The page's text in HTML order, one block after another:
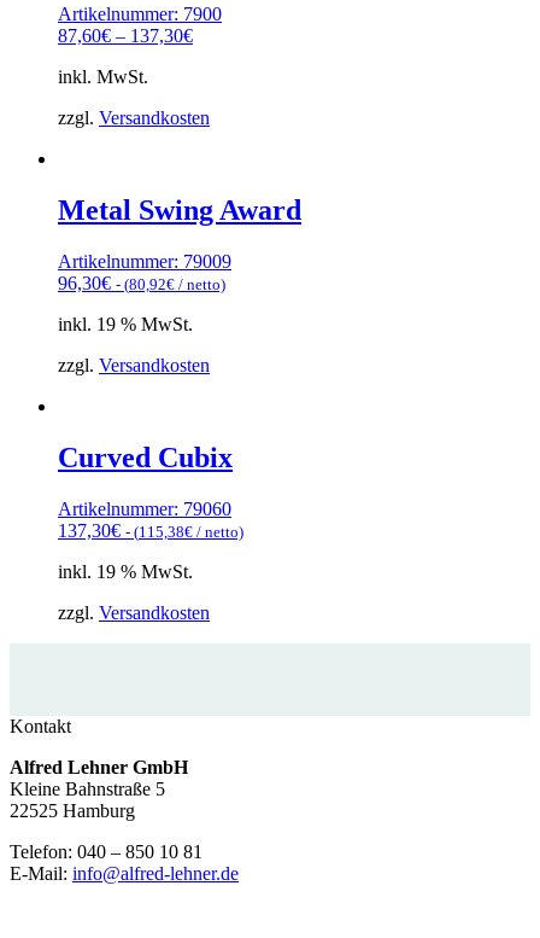
Artikelnummer: 7900
87,60€ – 137,30€
inkl. MwSt.
zzgl. Versandkosten
Metal Swing Award
Artikelnummer: 79009
96,30€ - (80,92€ / netto)
inkl. 19 % MwSt.
zzgl. Versandkosten
Curved Cubix
Artikelnummer: 79060
137,30€ - (115,38€ / netto)
inkl. 19 % MwSt.
zzgl. Versandkosten
Kontakt
Alfred Lehner GmbH
Kleine Bahnstraße 5
22525 Hamburg
Telefon: 040 – 850 10 81
E-Mail: info@alfred-lehner.de